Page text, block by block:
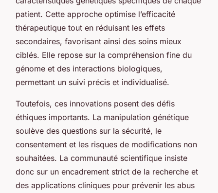
patient. Cette approche optimise l’efficacité
thérapeutique tout en réduisant les effets
secondaires, favorisant ainsi des soins mieux
ciblés. Elle repose sur la compréhension fine du
génome et des interactions biologiques,
permettant un suivi précis et individualisé.
Toutefois, ces innovations posent des défis
éthiques importants. La manipulation génétique
soulève des questions sur la sécurité, le
consentement et les risques de modifications non
souhaitées. La communauté scientifique insiste
donc sur un encadrement strict de la recherche et
des applications cliniques pour prévenir les abus